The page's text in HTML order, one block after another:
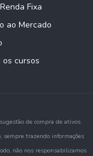
Fixa
ao Mercado
cursos
de compra de ativos.
trazendo informações
não nos responsabilizamos